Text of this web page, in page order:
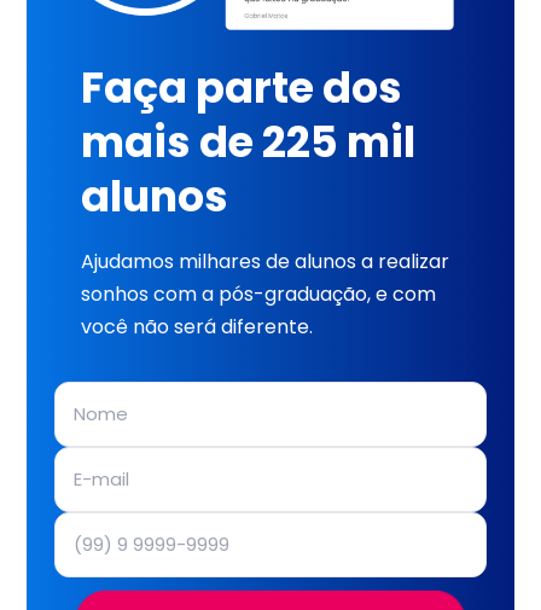
Faça parte dos
mais de 225 mil
alunos
Ajudamos milhares de alunos a realizar
sonhos com a pós-graduação, e com
você não será diferente.